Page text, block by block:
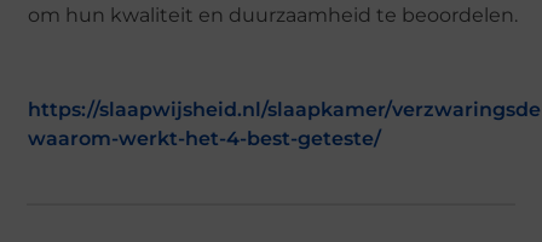
om hun kwaliteit en duurzaamheid te beoordelen.
https://slaapwijsheid.nl/slaapkamer/
waarom-werkt-het-4-best-geteste/